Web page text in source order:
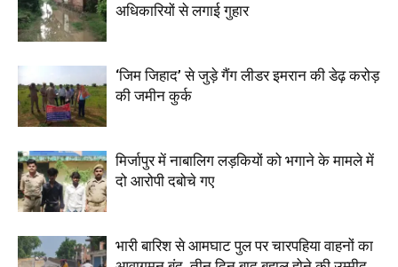
अधिकारियों से लगाई गुहार
‘जिम जिहाद’ से जुड़े गैंग लीडर इमरान की डेढ़ करोड़
की जमीन कुर्क
मिर्जापुर में नाबालिग लड़कियों को भगाने के मामले में
दो आरोपी दबोचे गए
भारी बारिश से आमघाट पुल पर चारपहिया वाहनों का